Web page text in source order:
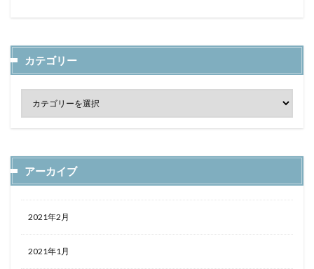
カテゴリー
アーカイブ
2021年2月
2021年1月